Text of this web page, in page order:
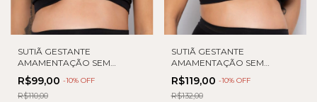
SUTIÃ GESTANTE
AMAMENTAÇÃO SEM
COSTURA
R$99,00 -10% OFF
R$110,00
SUTIÃ GESTANTE
AMAMENTAÇÃO SEM
COSTURA COM BOJO
REMOVÍVEL
R$119,00 -10% OFF
R$132,00